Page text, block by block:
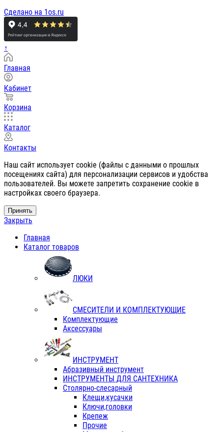
Сделано на 1os.ru
↑
Главная
Кабинет
Корзина
Каталог
Контакты
Наш сайт использует cookie (файлы с данными о прошлых
посещениях сайта) для персонализации сервисов и удобства
пользователей. Вы можете запретить сохранение cookie в
настройках своего браузера.
Принять
Закрыть
Главная
Каталог товаров
ЛЮКИ
СМЕСИТЕЛИ И КОМПЛЕКТУЮЩИЕ
Комплектующие
Аксессуары
ИНСТРУМЕНТ
Абразивный инструмент
ИНСТРУМЕНТЫ ДЛЯ САНТЕХНИКА
Столярно-слесарный
Клещи,кусачки
Ключи,головки
Крепеж
Прочие